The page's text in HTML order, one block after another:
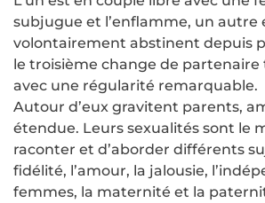
subjugue et l’enflamme, un autre
volontairement abstinent depuis
le troisième change de partenaire
avec une régularité remarquable.
Autour d’eux gravitent parents,
étendue. Leurs sexualités sont le
raconter et d’aborder différents
fidélité, l’amour, la jalousie,
femmes, la maternité et la